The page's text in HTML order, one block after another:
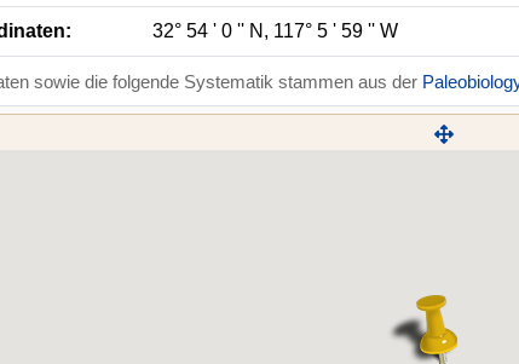
32° 54 ' 0 '' N, 117° 5 ' 59 '' W
sowie die folgende Systematik stammen aus der